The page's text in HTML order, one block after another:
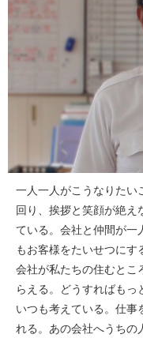
一人一人がこうなりたい
回り、挨拶と笑顔が絶え
ている。会社と仲間が一
もお客様をたいせつにす
会社が私たちの住むとこ
らえる。どうすればも
いつも考えている。仕事
れる。あの会社へうちの